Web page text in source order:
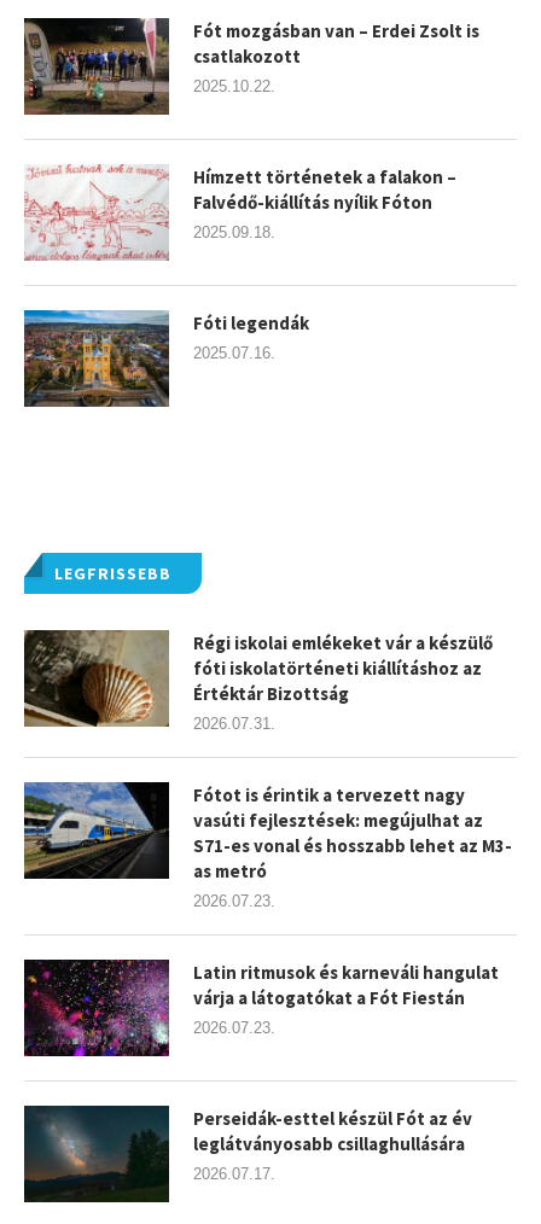
LEGFRISSEBB
Régi iskolai emlékeket vár a készülő
fóti iskolatörténeti kiállításhoz az
Értéktár Bizottság
2026.07.31.
Fótot is érintik a tervezett nagy
vasúti fejlesztések: megújulhat az
S71-es vonal és hosszabb lehet az M3-
as metró
2026.07.23.
Latin ritmusok és karneváli hangulat
várja a látogatókat a Fót Fiestán
2026.07.23.
Perseidák-esttel készül Fót az év
leglátványosabb csillaghullására
2026.07.17.
Fót mozgásban van – Erdei Zsolt is
csatlakozott
2025.10.22.
Hímzett történetek a falakon –
Falvédő-kiállítás nyílik Fóton
2025.09.18.
Fóti legendák
2025.07.16.